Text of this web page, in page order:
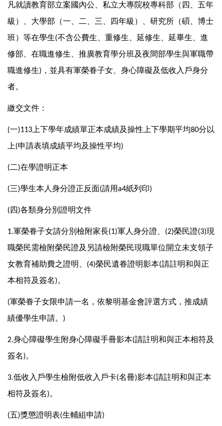
凡就讀教育部立案國內公、私立大專院校專科部（四、五年
級）、大學部（一、二、三、四年級）、研究所（碩、博士
班）等在學生(不含公費生、重修生、延修生、延畢生、進
修部、在職進修生、推廣教育學分班及夜間部學生與軍職帶
職進修生) ，並具有軍榮眷子女、身心障礙及低收入戶身分
者。
繳交文件：
(一)113 上下學年成績單正本成績及操性上下學期平均80分以
上(申請表填成績平均及操性平均)
(二)在學證明正本
(三)學生本人身分證正反面(請用a4紙列印)
( 四)各類身分別證明文件
1.軍榮眷子女請分別檢附家長(1)軍人身分證、 (2)榮民證(3)現
職榮民需檢附榮民證及另請檢附榮民現職單位開立未支領子
女教育補助費之證明、 (4)榮民遺眷證明影本(請註明和與正
本相符及簽名)。
(軍榮眷子女限申請一名，依黎明基金會評選方式，推成績
績優學生申請。 )
2.身心障礙學生附身心障礙手冊影本(請註明和與正本相符及
簽名)。
3.低收入戶學生檢附低收入戶卡(名冊)影本(請註明和與正本
相符及簽名)。
(五)獎懲證明表(生輔組申請)